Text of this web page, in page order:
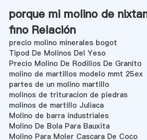
porque mi molino de
fino Relación
precio molino minerales bogot
Tipod De Molinos Del Yeso
Precio Molino De Rodillos De Granito
molino de martillos modelo mmt 25ex
partes de un molino martillo
molinos de trituracion de piedras
molinos de martillo Juliaca
Molino de barra industriales
Molino De Bola Para Bauxita
Molino Para Moler Cascara De Coco